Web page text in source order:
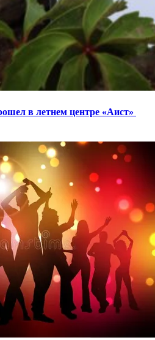
в летнем центре «Аист»